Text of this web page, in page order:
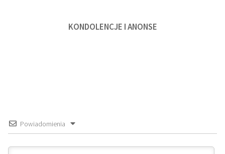
KONDOLENCJE I ANONSE
Powiadomienia